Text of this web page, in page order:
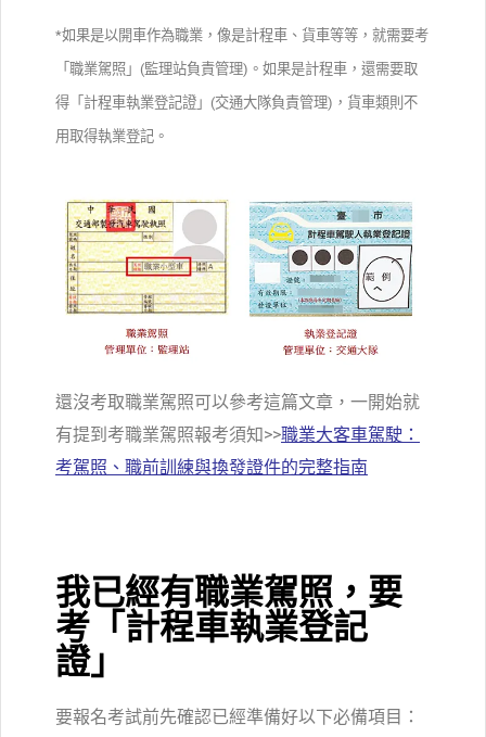
*如果是以開車作為職業，像是計程車、貨車等等，就需要考
「職業駕照」(監理站負責管理)。如果是計程車，還需要取
得「計程車執業登記證」(交通大隊負責管理)，貨車類則不
用取得執業登記。
還沒考取職業駕照可以參考這篇文章，一開始就
有提到考職業駕照報考須知>>職業大客車駕駛：
考駕照、職前訓練與換發證件的完整指南
我已經有職業駕照，要
考「計程車執業登記
證」
要報名考試前先確認已經準備好以下必備項目：